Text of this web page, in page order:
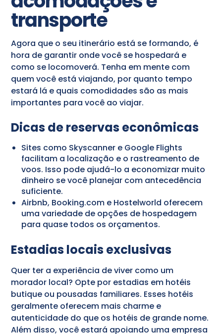
transporte
Agora que o seu itinerário está se formando, é
hora de garantir onde você se hospedará e
como se locomoverá. Tenha em mente com
quem você está viajando, por quanto tempo
estará lá e quais comodidades são as mais
importantes para você ao viajar.
Dicas de reservas econômicas
Sites como Skyscanner e Google Flights
facilitam a localização e o rastreamento de
voos. Isso pode ajudá-lo a economizar muito
dinheiro se você planejar com antecedência
suficiente.
Airbnb, Booking.com e Hostelworld oferecem
uma variedade de opções de hospedagem
para quase todos os orçamentos.
Estadias locais exclusivas
Quer ter a experiência de viver como um
morador local? Opte por estadias em hotéis
butique ou pousadas familiares. Esses hotéis
geralmente oferecem mais charme e
autenticidade do que os hotéis de grande nome.
Além disso, você estará apoiando uma empresa